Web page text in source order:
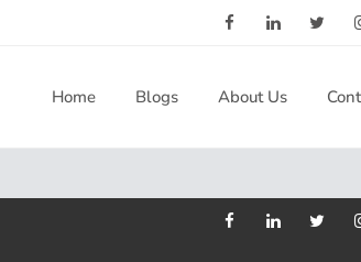
Home Blogs About Us